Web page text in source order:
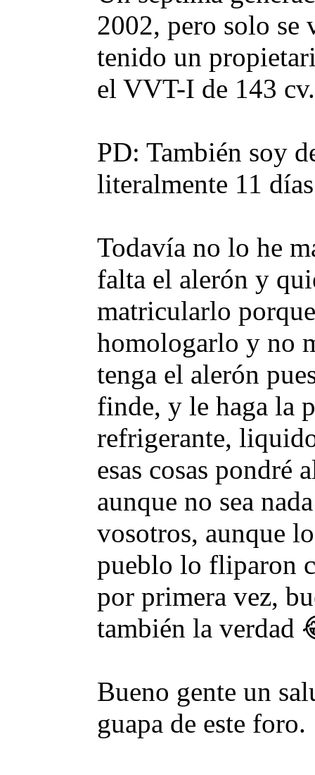
2002, pero solo se
tenido un
el VVT-I de 143 cv.
PD: También soy
literalmente 11
Todavía no lo he
falta el alerón y
matricularlo
homologarlo y no
tenga el alerón
finde, y le haga la
refrigerante,
esas cosas
aunque no sea
vosotros, aunque
pueblo lo fliparon
por primera vez,
también la verdad
Bueno gente un
guapa de este foro.